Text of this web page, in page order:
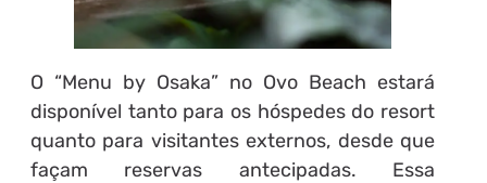
O “Menu by Osaka” no Ovo Beach estará
disponível tanto para os hóspedes do resort
quanto para visitantes externos, desde que
façam reservas antecipadas. Essa